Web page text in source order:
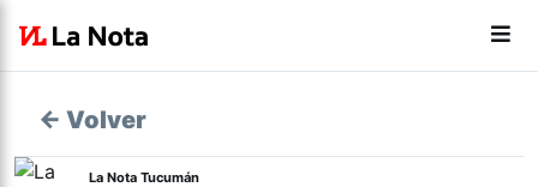
← Volver
La Nota Tucumán